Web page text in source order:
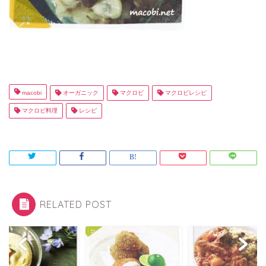
macobi オーガニック マクロビ マクロビレシピ
マクロビ料理 レシピ
RELATED POST